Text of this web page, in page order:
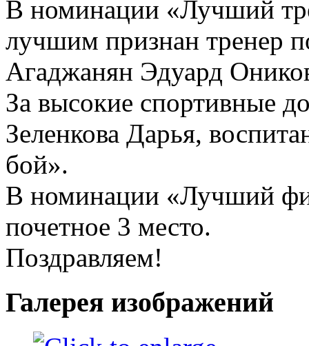
В номинации «Лучший
лучшим признан тренер
Агаджанян Эдуард
За высокие спортивные
Зеленкова Дарья,
бой».
В номинации «Лучший
почетное 3 место.
Поздравляем!
Галерея изображений